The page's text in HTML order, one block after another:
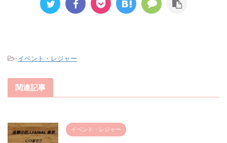
-イベント・レジャー
関連記事
イベント・レジャー